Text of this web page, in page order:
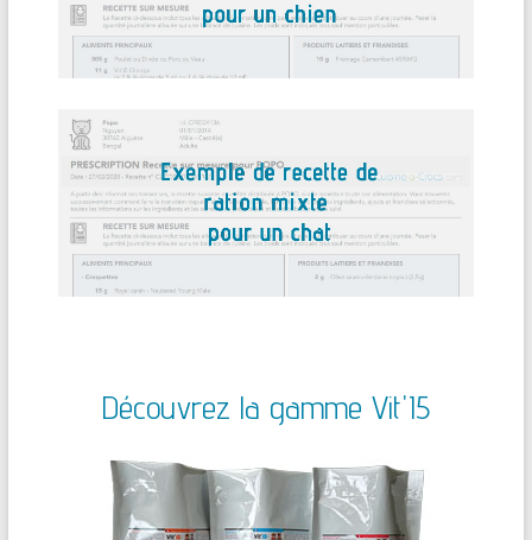
Découvrez la gamme Vit'I5